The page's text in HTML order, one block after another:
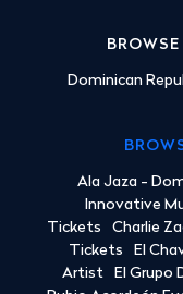
Dominican
Ala Jaza -
Innovative
Tickets
Charlie
Tickets
El
Artist
El Grupo